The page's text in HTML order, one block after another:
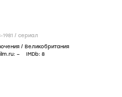
1981 / сериал
/ Великобритания
– IMDb: 8